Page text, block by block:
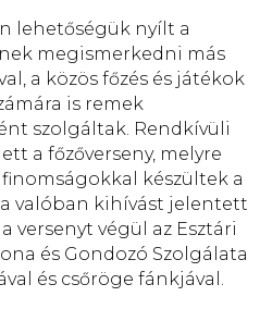
lehetőségük nyílt a
megismerkedni más
a közös főzés és játékok
is remek
szolgáltak. Rendkívüli
a főzőverseny, melyre
készültek a
valóban kihívást jelentett
versenyt végül az Esztári
és Gondozó Szolgálata
és csőröge fánkjával.